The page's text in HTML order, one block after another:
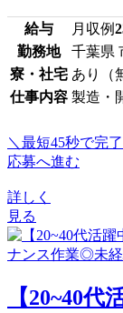
給与 月収例
勤務地
千葉県
寮・社宅 あり（
仕事内容 製造・
＼最短45秒で完
応募へ進む
詳しく
見る
【20~40